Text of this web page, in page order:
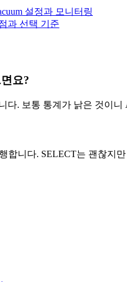
설정과 모니터링
과 선택 기준
요?
다. 보통 통계가 낡은 것이
니다. SELECT는 괜찮지